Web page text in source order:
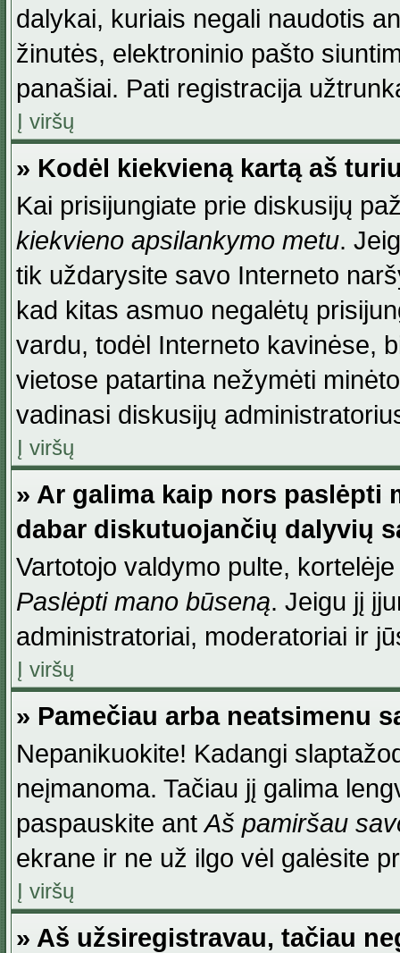
dalykai, kuriais negali naudotis
žinutės, elektroninio pašto
panašiai. Pati registracija
Į viršų
» Kodėl kiekvieną kartą aš
Kai prisijungiate prie diskusijų
kiekvieno apsilankymo metu.
tik uždarysite savo Interneto
kad kitas asmuo negalėtų
vardu, todėl Interneto kavinėse,
vietose patartina nežymėti
vadinasi diskusijų
Į viršų
» Ar galima kaip nors paslėpti
dabar diskutuojančių dalyvių
Vartotojo valdymo pulte,
Paslėpti mano būseną. Jeigu jį
administratoriai, moderatoriai ir
Į viršų
» Pamečiau arba neatsimenu
Nepanikuokite! Kadangi
neįmanoma. Tačiau jį galima
paspauskite antAš pamiršau
ekrane ir ne už ilgo vėl galėsite
Į viršų
» Aš užsiregistravau, tačiau